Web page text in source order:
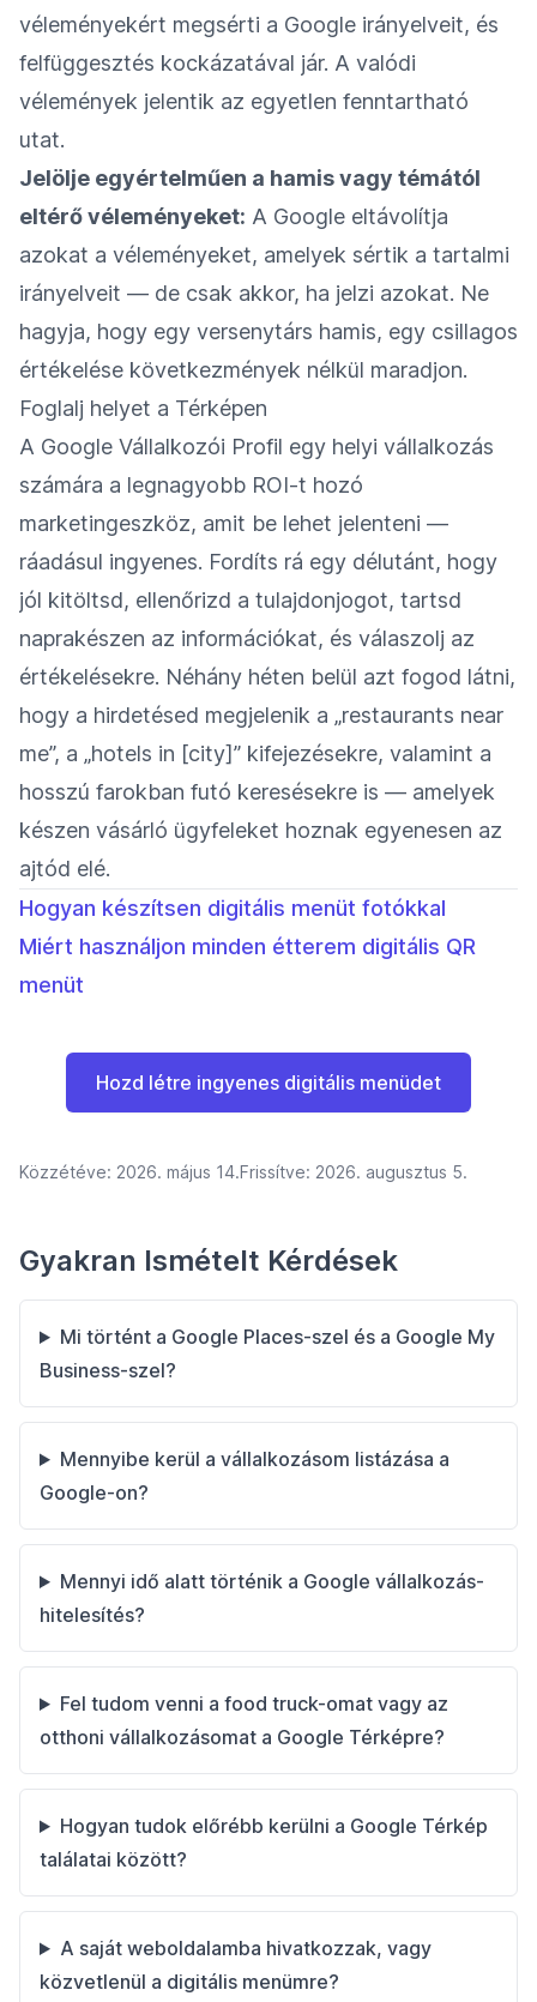
véleményekért megsérti a Google irányelveit, és
felfüggesztés kockázatával jár. A valódi
vélemények jelentik az egyetlen fenntartható
utat.
Jelölje egyértelműen a hamis vagy témától
eltérő véleményeket: A Google eltávolítja
azokat a véleményeket, amelyek sértik a tartalmi
irányelveit — de csak akkor, ha jelzi azokat. Ne
hagyja, hogy egy versenytárs hamis, egy csillagos
értékelése következmények nélkül maradjon.
Foglalj helyet a Térképen
A Google Vállalkozói Profil egy helyi vállalkozás
számára a legnagyobb ROI-t hozó
marketingeszköz, amit be lehet jelenteni —
ráadásul ingyenes. Fordíts rá egy délutánt, hogy
jól kitöltsd, ellenőrizd a tulajdonjogot, tartsd
naprakészen az információkat, és válaszolj az
értékelésekre. Néhány héten belül azt fogod látni,
hogy a hirdetésed megjelenik a „restaurants near
me”, a „hotels in [city]” kifejezésekre, valamint a
hosszú farokban futó keresésekre is — amelyek
készen vásárló ügyfeleket hoznak egyenesen az
ajtód elé.
Hogyan készítsen digitális menüt fotókkal
Miért használjon minden étterem digitális QR
menüt
Hozd létre ingyenes digitális menüdet
Közzétéve: 2026. május 14.Frissítve: 2026. augusztus 5.
Gyakran Ismételt Kérdések
Mi történt a Google Places-szel és a Google My
Business-szel?
Mennyibe kerül a vállalkozásom listázása a
Google-on?
Mennyi idő alatt történik a Google vállalkozás-
hitelesítés?
Fel tudom venni a food truck-omat vagy az
otthoni vállalkozásomat a Google Térképre?
Hogyan tudok előrébb kerülni a Google Térkép
találatai között?
A saját weboldalamba hivatkozzak, vagy
közvetlenül a digitális menümre?